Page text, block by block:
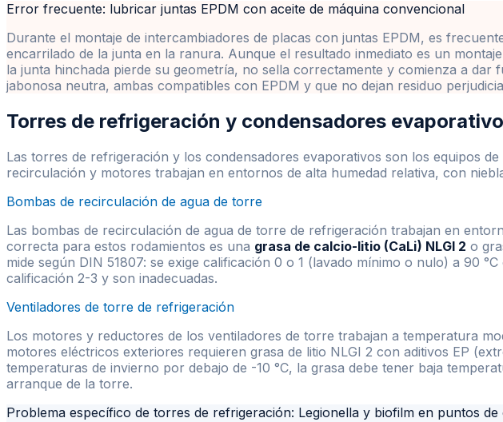
Error frecuente: lubricar juntas EPDM con aceite de máquina convencional
Durante el montaje de intercambiadores de placas con juntas EPDM, es
encarrilado de la junta en la ranura. Aunque el resultado inmediato es un
la junta hinchada pierde su geometría, no sella correctamente y comienza a dar
jabonosa neutra, ambas compatibles con EPDM y que no dejan residuo
Torres de refrigeración y condensadores
Las torres de refrigeración y los condensadores evaporativos son los equipos
recirculación y motores trabajan en entornos de alta humedad relativa, con
Bombas de recirculación de agua de torre
Las bombas de recirculación de agua de torre de refrigeración trabajan en
correcta para estos rodamientos es una grasa de calcio-litio (CaLi) NLGI 2 o
mide según DIN 51807: se exige calificación 0 o 1 (lavado mínimo o nulo) a 90
calificación 2-3 y son inadecuadas.
Ventiladores de torre de refrigeración
Los motores y reductores de los ventiladores de torre trabajan a temperatura
motores eléctricos exteriores requieren grasa de litio NLGI 2 con aditivos EP
temperaturas de invierno por debajo de -10 °C, la grasa debe tener baja
arranque de la torre.
Problema específico de torres de refrigeración: Legionella y biofilm en puntos de